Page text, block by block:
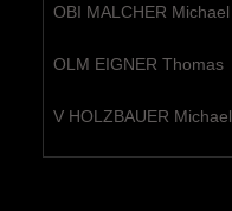
OBI MALCHER Michael
OLM EIGNER Thomas
V HOLZBAUER Michael